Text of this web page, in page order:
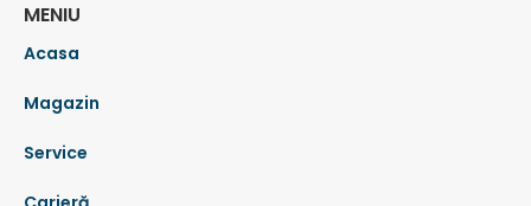
MENIU
Acasa
Magazin
Service